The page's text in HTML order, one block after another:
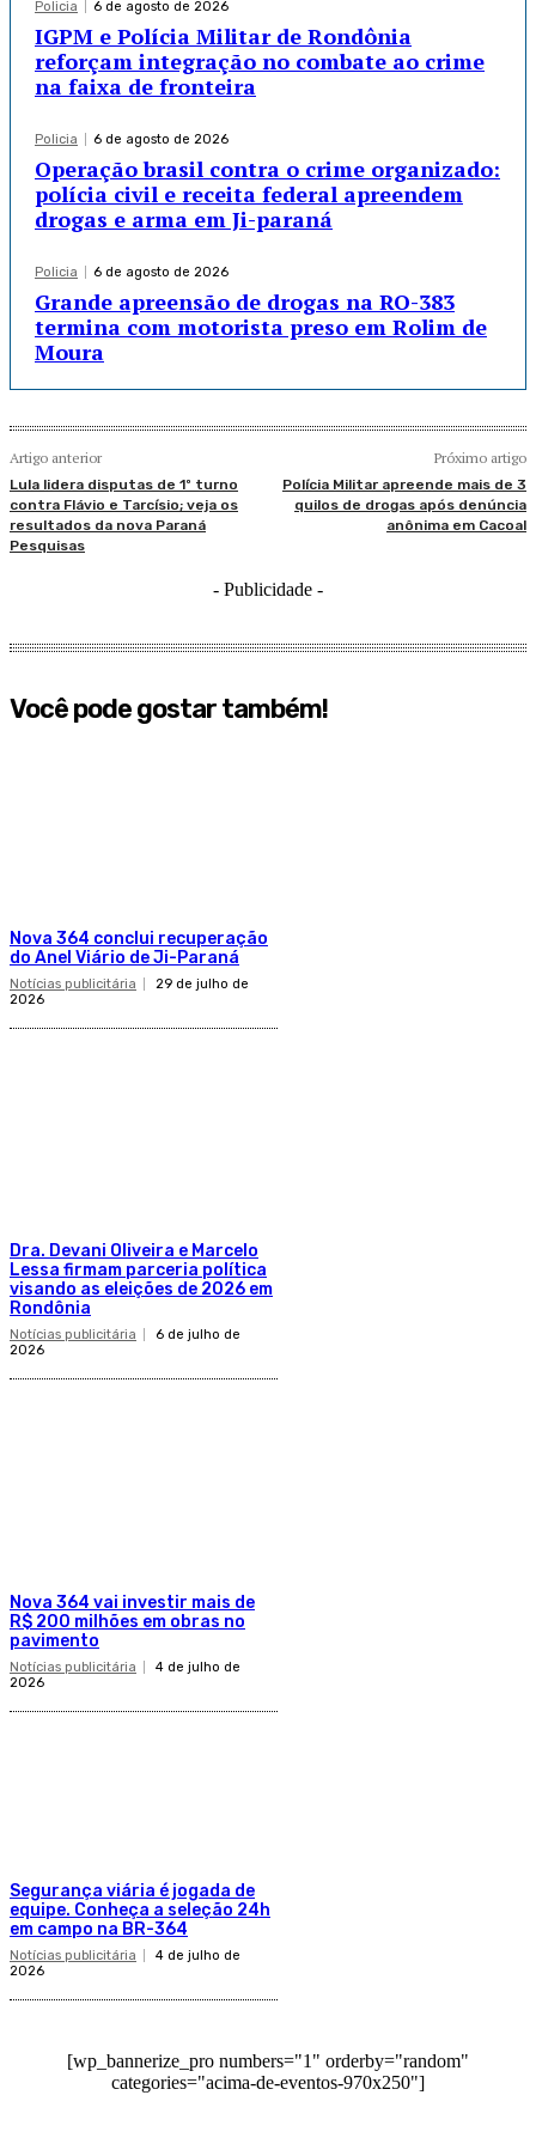
Policia 6 de agosto de 2026
IGPM e Polícia Militar de Rondônia
reforçam integração no combate ao crime
na faixa de fronteira
Policia 6 de agosto de 2026
Operação brasil contra o crime organizado:
polícia civil e receita federal apreendem
drogas e arma em Ji-paraná
Policia 6 de agosto de 2026
Grande apreensão de drogas na RO-383
termina com motorista preso em Rolim de
Moura
Artigo anterior
Lula lidera disputas de 1º turno
contra Flávio e Tarcísio; veja os
resultados da nova Paraná
Pesquisas
Próximo artigo
Polícia Militar apreende mais de 3
quilos de drogas após denúncia
anônima em Cacoal
- Publicidade -
Você pode gostar também!
Nova 364 conclui recuperação
do Anel Viário de Ji-Paraná
Notícias publicitária
29 de julho de
2026
Dra. Devani Oliveira e Marcelo
Lessa firmam parceria política
visando as eleições de 2026 em
Rondônia
Notícias publicitária
6 de julho de
2026
Nova 364 vai investir mais de
R$ 200 milhões em obras no
pavimento
Notícias publicitária
4 de julho de
2026
Segurança viária é jogada de
equipe. Conheça a seleção 24h
em campo na BR-364
Notícias publicitária
4 de julho de
2026
[wp_bannerize_pro numbers="1" orderby="random"
categories="acima-de-eventos-970x250"]